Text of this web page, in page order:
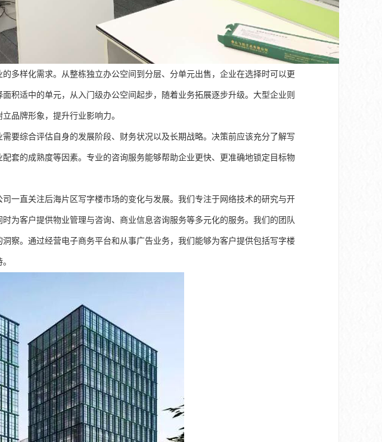
多样化需求。从整栋独立办公空间到分层、分单元出售，企业在选择时可以更
积适中的单元，从入门级办公空间起步，随着业务拓展逐步升级。大型企业则
品牌形象，提升行业影响力。
要综合评估自身的发展阶段、财务状况以及长期战略。决策前应该充分了解写
套的成熟度等因素。专业的咨询服务能够帮助企业更快、更准确地锁定目标物
一直关注后海片区写字楼市场的变化与发展。我们专注于网络技术的研究与开
为客户提供物业管理与咨询、商业信息咨询服务等多元化的服务。我们的团队
察。通过经营电子商务平台和从事广告业务，我们能够为客户提供包括写字楼